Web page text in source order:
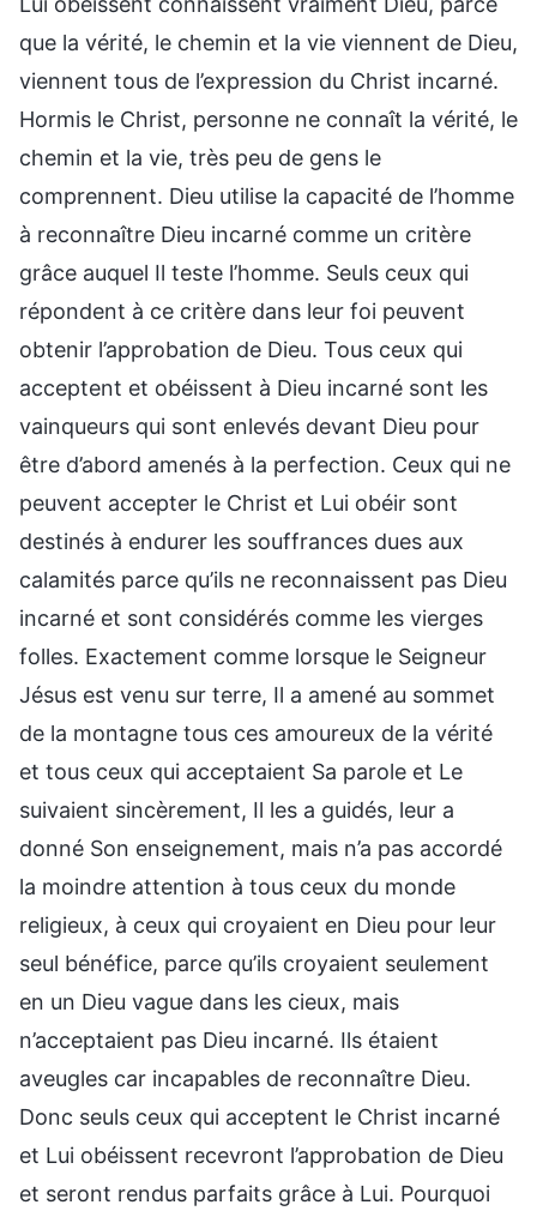
que la vérité, le chemin et la vie viennent de Dieu,
viennent tous de l’expression du Christ incarné.
Hormis le Christ, personne ne connaît la vérité, le
chemin et la vie, très peu de gens le
comprennent. Dieu utilise la capacité de l’homme
à reconnaître Dieu incarné comme un critère
grâce auquel Il teste l’homme. Seuls ceux qui
répondent à ce critère dans leur foi peuvent
obtenir l’approbation de Dieu. Tous ceux qui
acceptent et obéissent à Dieu incarné sont les
vainqueurs qui sont enlevés devant Dieu pour
être d’abord amenés à la perfection. Ceux qui ne
peuvent accepter le Christ et Lui obéir sont
destinés à endurer les souffrances dues aux
calamités parce qu’ils ne reconnaissent pas Dieu
incarné et sont considérés comme les vierges
folles. Exactement comme lorsque le Seigneur
Jésus est venu sur terre, Il a amené au sommet
de la montagne tous ces amoureux de la vérité
et tous ceux qui acceptaient Sa parole et Le
suivaient sincèrement, Il les a guidés, leur a
donné Son enseignement, mais n’a pas accordé
la moindre attention à tous ceux du monde
religieux, à ceux qui croyaient en Dieu pour leur
seul bénéfice, parce qu’ils croyaient seulement
en un Dieu vague dans les cieux, mais
n’acceptaient pas Dieu incarné. Ils étaient
aveugles car incapables de reconnaître Dieu.
Donc seuls ceux qui acceptent le Christ incarné
et Lui obéissent recevront l’approbation de Dieu
et seront rendus parfaits grâce à Lui. Pourquoi